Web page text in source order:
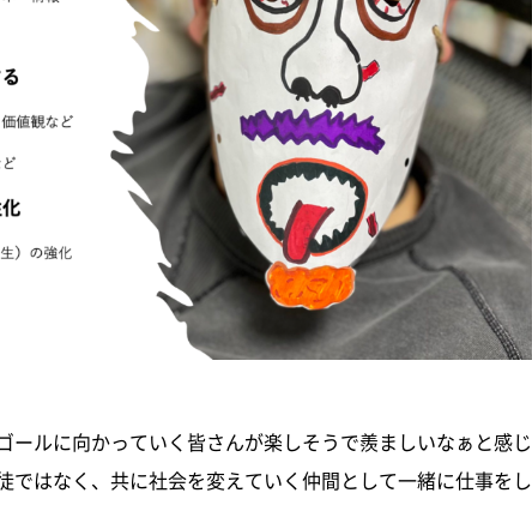
ールに向かっていく皆さんが楽しそうで羨ましいなぁと感じ
ではなく、共に社会を変えていく仲間として一緒に仕事をし